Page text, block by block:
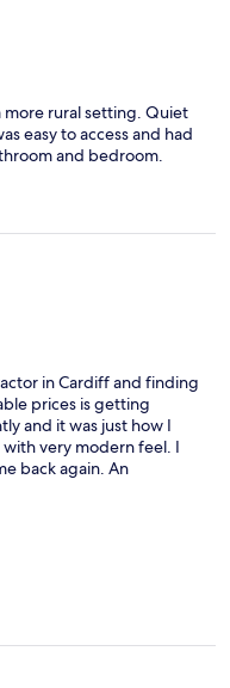
more rural setting. Quiet
easy to access and had
and bedroom.
in Cardiff and finding
prices is getting
and it was just how I
very modern feel. I
back again. An